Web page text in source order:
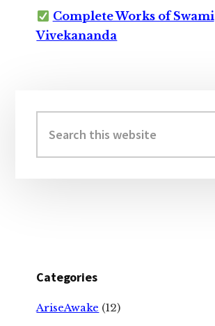
Complete Works of Swami
Vivekananda
Sidebar
this
website
Categories
AriseAwake (12)